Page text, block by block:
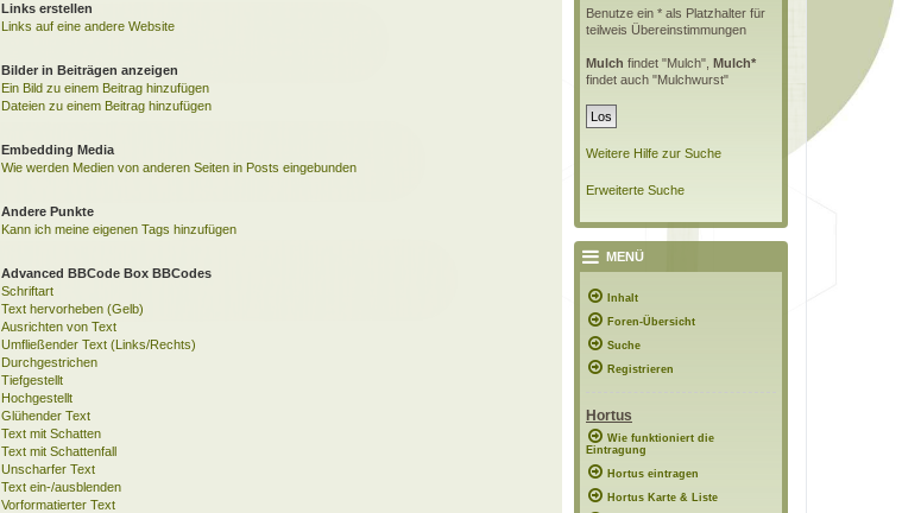
Links erstellen
Links auf eine andere Website
Bilder in Beiträgen anzeigen
Ein Bild zu einem Beitrag hinzufügen
Dateien zu einem Beitrag hinzufügen
Embedding Media
Wie werden Medien von anderen Seiten in Posts eingebunden
Andere Punkte
Kann ich meine eigenen Tags hinzufügen
Advanced BBCode Box BBCodes
Schriftart
Text hervorheben (Gelb)
Ausrichten von Text
Umfließender Text (Links/Rechts)
Durchgestrichen
Tiefgestellt
Hochgestellt
Glühender Text
Text mit Schatten
Text mit Schattenfall
Unscharfer Text
Text ein-/ausblenden
Vorformatierter Text
Benutze ein * als Platzhalter für
teilweis Übereinstimmungen
Mulch findet "Mulch", Mulch*
findet auch "Mulchwurst"
Weitere Hilfe zur Suche
Erweiterte Suche
MENÜ
Inhalt
Foren-Übersicht
Suche
Registrieren
Hortus
Wie funktioniert die
Eintragung
Hortus eintragen
Hortus Karte & Liste